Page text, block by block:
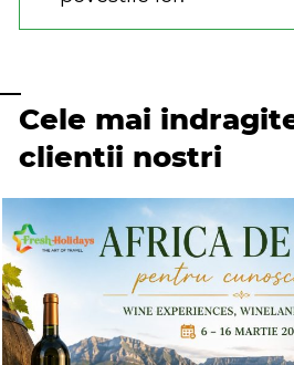
Cele mai
clientii nostri